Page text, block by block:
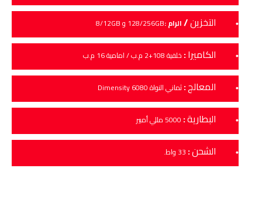
التخزين/الرام :128/256GB و 8/12GB
الكاميرا: خلفية 108+2 م.ب / امامية 16 م.ب
المعالج:ثماني النواة Dimensity 6080
البطارية: 5000 مللي أمبير
الشحن: 33 واط.